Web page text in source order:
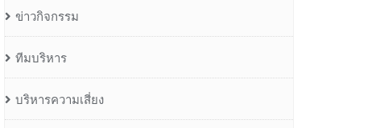
ข่าวกิจกรรม
ทีมบริหาร
บริหารความเสี่ยง